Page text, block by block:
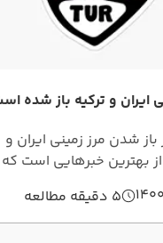
ایران و ترکیه باز شده
باز شدن مرز زمینی ایران و
بهترین خبرهایی است که
در حوزه گردشگری به گوش
زمان و تاریخ بازگشایی
و ترکیه را بررسی می
5 دقیقه مطالعه